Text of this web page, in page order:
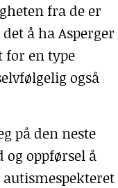
fra de er
å ha Asperger
for en type
også
på den neste
oppførsel å